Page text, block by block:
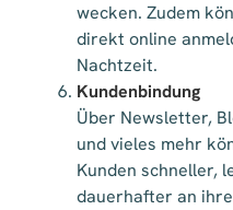
wecken. Zudem
direkt online
Nachtzeit.
Kundenbindung
Über Newsletter,
und vieles mehr
Kunden schneller,
dauerhafter an